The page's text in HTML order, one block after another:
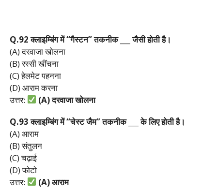
Q.92क्लाइम्बिंगमें “गैस्टन”तकनीक ___जैसीहोतीहै।
(A) दरवाजा खोलना
(B) रस्सी खींचना
(C) हेलमेट पहनना
(D) आराम करना
उत्तर:
(A)दरवाजाखोलना
Q.93क्लाइम्बिंगमें “चेस्टजैम”तकनीक ___केलिएहोतीहै।
(A) आराम
(B) संतुलन
(C) चढ़ाई
(D) फोटो
उत्तर:
(A)आराम